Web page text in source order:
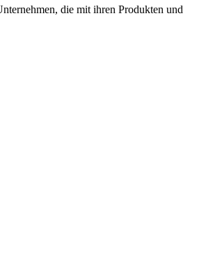
die mit ihren Produkten und